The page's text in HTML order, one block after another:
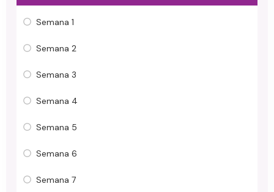
Semana 1
Semana 2
Semana 3
Semana 4
Semana 5
Semana 6
Semana 7